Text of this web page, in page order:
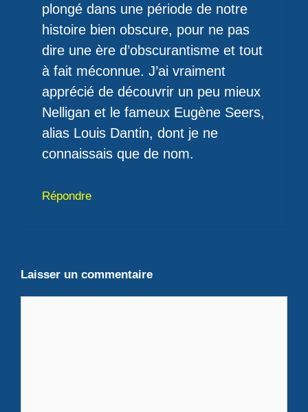
plongé dans une période de notre
histoire bien obscure, pour ne pas
dire une ère d’obscurantisme et tout
à fait méconnue. J’ai vraiment
apprécié de découvrir un peu mieux
Nelligan et le fameux Eugène Seers,
alias Louis Dantin, dont je ne
connaissais que de nom.
Répondre
Laisser un commentaire